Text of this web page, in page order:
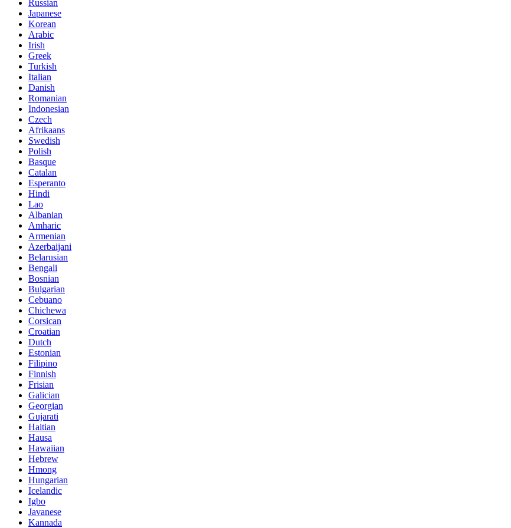
Russian
Japanese
Korean
Arabic
Irish
Greek
Turkish
Italian
Danish
Romanian
Indonesian
Czech
Afrikaans
Swedish
Polish
Basque
Catalan
Esperanto
Hindi
Lao
Albanian
Amharic
Armenian
Azerbaijani
Belarusian
Bengali
Bosnian
Bulgarian
Cebuano
Chichewa
Corsican
Croatian
Dutch
Estonian
Filipino
Finnish
Frisian
Galician
Georgian
Gujarati
Haitian
Hausa
Hawaiian
Hebrew
Hmong
Hungarian
Icelandic
Igbo
Javanese
Kannada